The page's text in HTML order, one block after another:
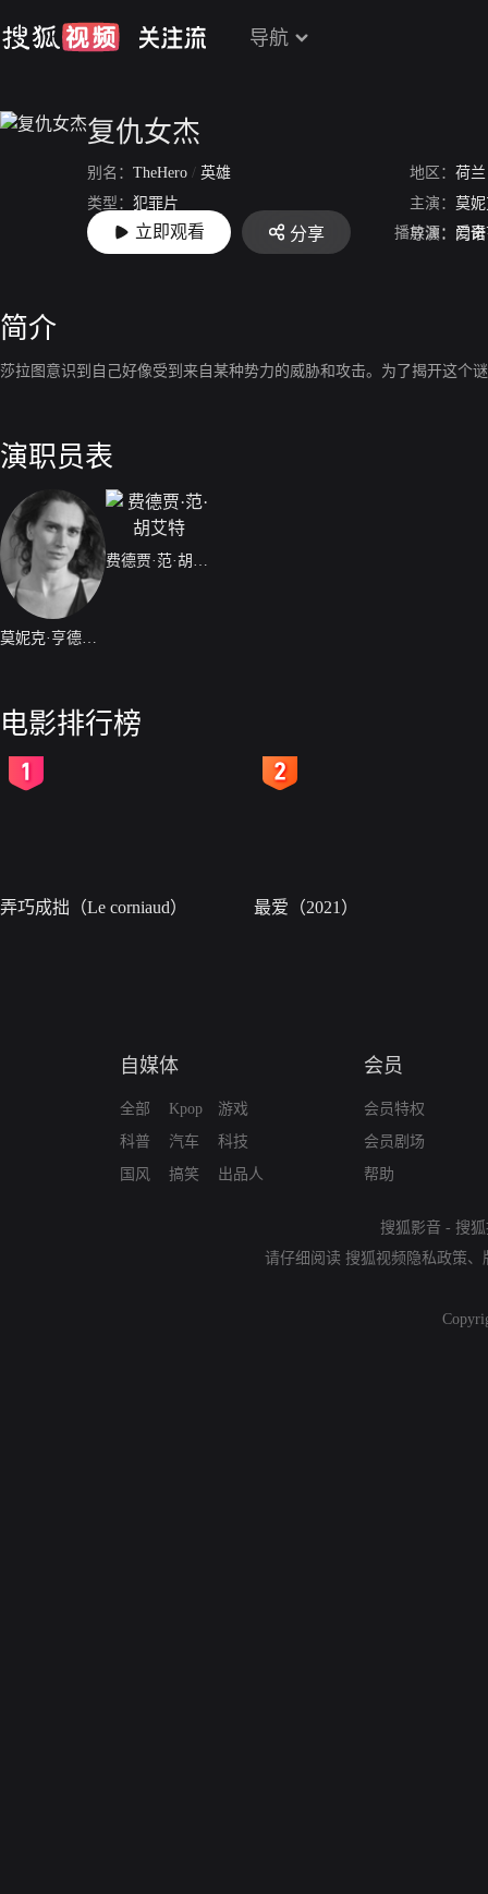
导航
复仇女杰
别名： TheHero / 英雄 地区： 荷兰
类型： 犯罪片 主演： 莫
上映： 2016 导演： 门
立即观看 分享 播放源： 爱
简介
莎拉图意识到自己好像受到来自某种势力的威胁和攻击。为了揭开这个
演职员表
费德贾·范·胡艾特
电影排行榜
弄巧成拙（Le corniaud） 最爱（2021）
自媒体
全部
科普
国风
Kpop
汽车
搞笑
游戏
科技
出品人
会员
会员特权
会员剧场
帮助
搜狐影音 - 搜
请仔细阅读 搜狐视频隐私政策、